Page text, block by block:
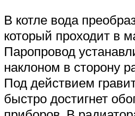
В котле вода
который проходит в
Паропровод
наклоном в сторону
Под действием
быстро достигнет